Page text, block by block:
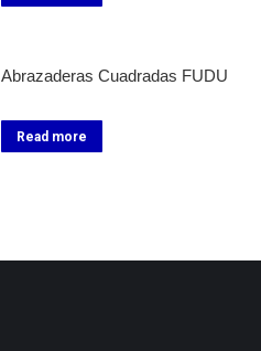
Abrazaderas Cuadradas FUDU
Read more